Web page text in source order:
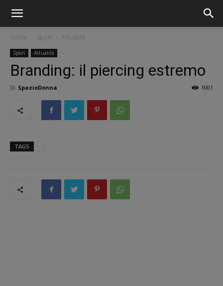
Home Sport Attualità
Sport Attualità
Branding: il piercing estremo
Di SpazioDonna 1001
TAGS